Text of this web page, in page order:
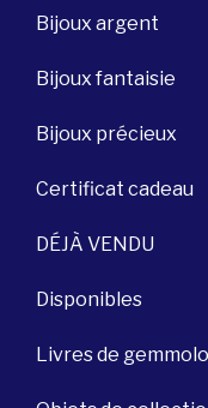
Bijoux argent
Bijoux fantaisie
Bijoux précieux
Certificat cadeau
DÉJÀ VENDU
Disponibles
Livres de